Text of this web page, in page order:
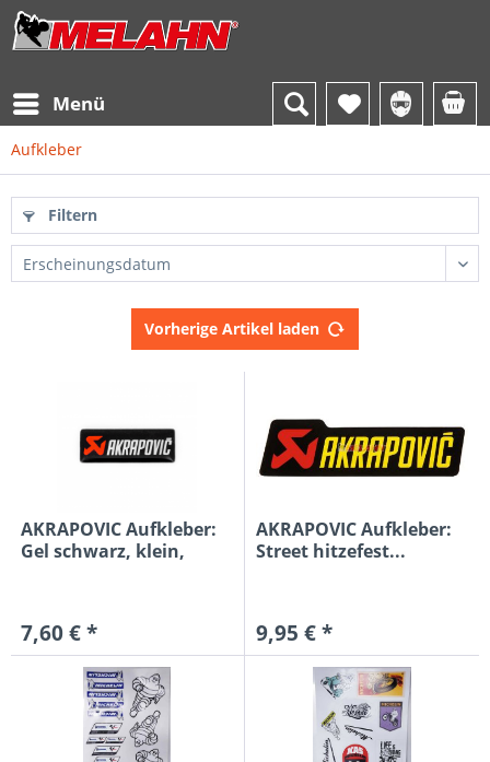
Menü
Aufkleber
Filtern
Vorherige Artikel laden
AKRAPOVIC Aufkleber:
Gel schwarz, klein,
7,60 € *
AKRAPOVIC Aufkleber:
Street hitzefest...
9,95 € *